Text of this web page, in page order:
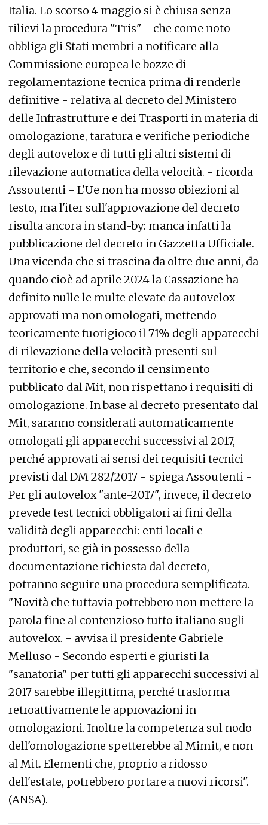
Italia. Lo scorso 4 maggio si è chiusa senza
rilievi la procedura "Tris" - che come noto
obbliga gli Stati membri a notificare alla
Commissione europea le bozze di
regolamentazione tecnica prima di renderle
definitive - relativa al decreto del Ministero
delle Infrastrutture e dei Trasporti in materia di
omologazione, taratura e verifiche periodiche
degli autovelox e di tutti gli altri sistemi di
rilevazione automatica della velocità. - ricorda
Assoutenti - L'Ue non ha mosso obiezioni al
testo, ma l'iter sull'approvazione del decreto
risulta ancora in stand-by: manca infatti la
pubblicazione del decreto in Gazzetta Ufficiale.
Una vicenda che si trascina da oltre due anni, da
quando cioè ad aprile 2024 la Cassazione ha
definito nulle le multe elevate da autovelox
approvati ma non omologati, mettendo
teoricamente fuorigioco il 71% degli apparecchi
di rilevazione della velocità presenti sul
territorio e che, secondo il censimento
pubblicato dal Mit, non rispettano i requisiti di
omologazione. In base al decreto presentato dal
Mit, saranno considerati automaticamente
omologati gli apparecchi successivi al 2017,
perché approvati ai sensi dei requisiti tecnici
previsti dal DM 282/2017 - spiega Assoutenti -
Per gli autovelox "ante-2017", invece, il decreto
prevede test tecnici obbligatori ai fini della
validità degli apparecchi: enti locali e
produttori, se già in possesso della
documentazione richiesta dal decreto,
potranno seguire una procedura semplificata.
"Novità che tuttavia potrebbero non mettere la
parola fine al contenzioso tutto italiano sugli
autovelox. - avvisa il presidente Gabriele
Melluso - Secondo esperti e giuristi la
"sanatoria" per tutti gli apparecchi successivi al
2017 sarebbe illegittima, perché trasforma
retroattivamente le approvazioni in
omologazioni. Inoltre la competenza sul nodo
dell'omologazione spetterebbe al Mimit, e non
al Mit. Elementi che, proprio a ridosso
dell'estate, potrebbero portare a nuovi ricorsi".
(ANSA).